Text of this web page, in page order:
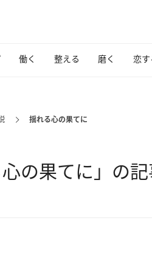
働く 整える 磨く 恋す
揺れる心の果てに
心の果てに」の